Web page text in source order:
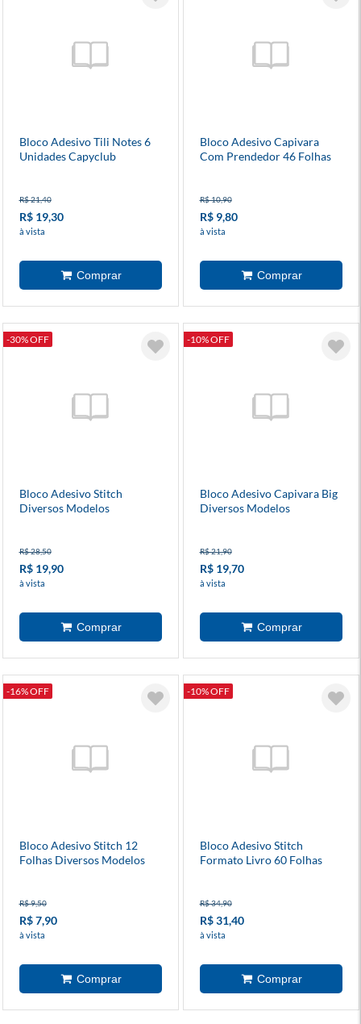
Bloco Adesivo Tili Notes 6
Unidades Capyclub
R$ 21,40
R$ 19,30
à vista
Bloco Adesivo Capivara
Com Prendedor 46 Folhas
R$ 10,90
R$ 9,80
à vista
-30% OFF
Bloco Adesivo Stitch
Diversos Modelos
R$ 28,50
R$ 19,90
à vista
-10% OFF
Bloco Adesivo Capivara Big
Diversos Modelos
R$ 21,90
R$ 19,70
à vista
-16% OFF
Bloco Adesivo Stitch 12
Folhas Diversos Modelos
R$ 9,50
R$ 7,90
à vista
-10% OFF
Bloco Adesivo Stitch
Formato Livro 60 Folhas
R$ 34,90
R$ 31,40
à vista